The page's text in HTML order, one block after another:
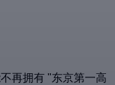
再拥有 "东京第一高